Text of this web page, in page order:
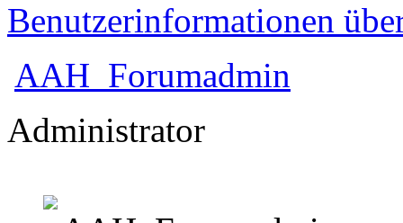
Benutzerinformationen
AAH_Forumadmin
Administrator